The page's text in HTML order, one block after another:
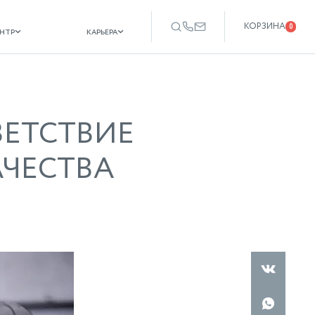
карьера КОРЗИНА 0